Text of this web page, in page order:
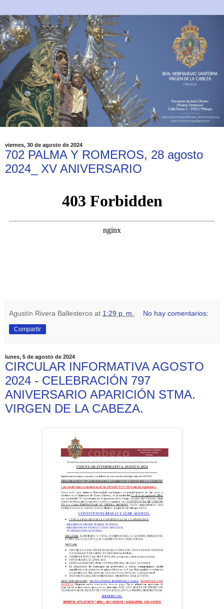
viernes, 30 de agosto de 2024
702 PALMA Y ROMEROS, 28 agosto
2024_ XV ANIVERSARIO
Agustín Rivera Ballesteros at 1:29 p. m. No hay comentarios:
Compartir
lunes, 5 de agosto de 2024
CIRCULAR INFORMATIVA AGOSTO
2024 - CELEBRACIÓN 797
ANIVERSARIO APARICIÓN STMA.
VIRGEN DE LA CABEZA.